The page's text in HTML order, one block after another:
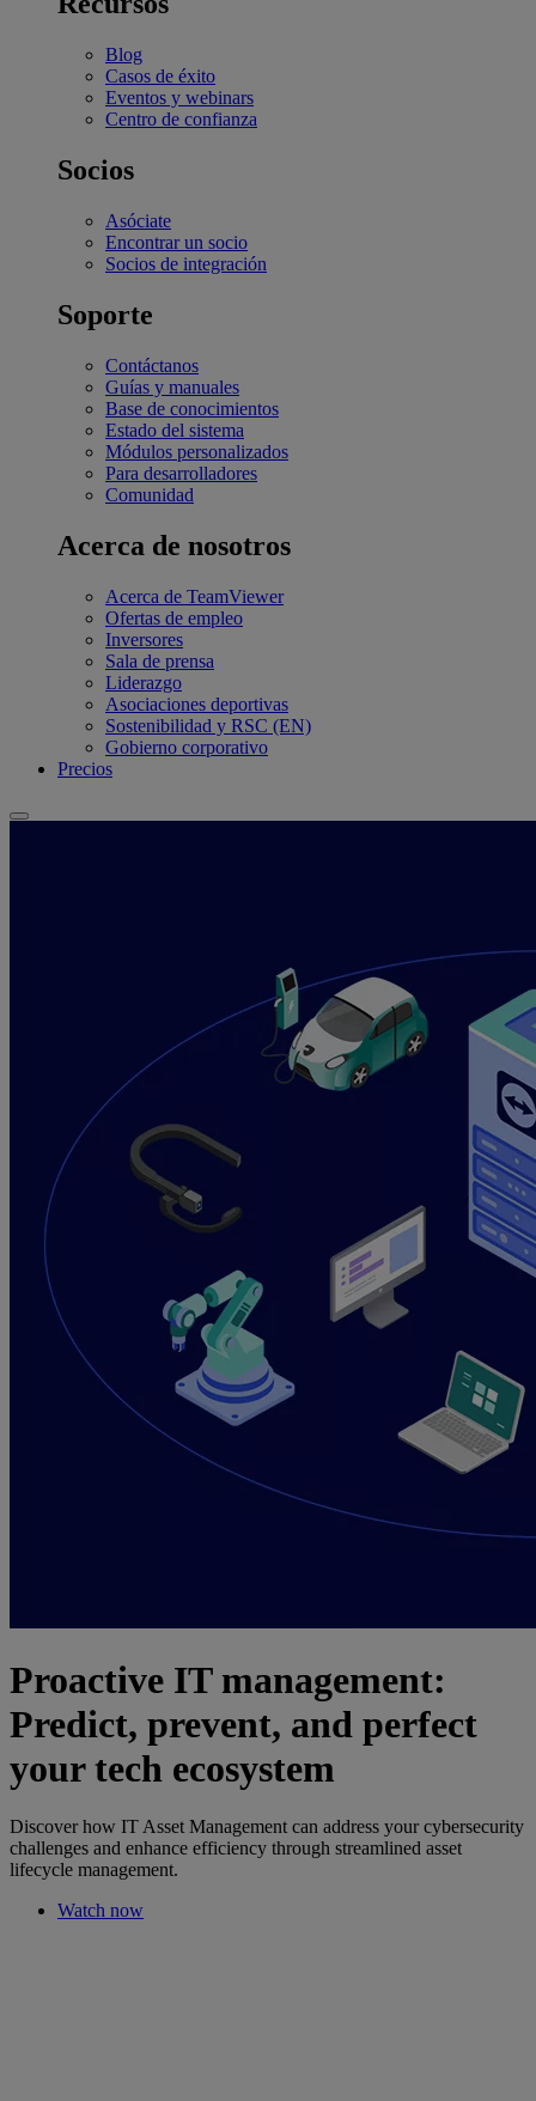
Blog
Casos de éxito
Eventos y webinars
Centro de confianza
Socios
Asóciate
Encontrar un socio
Socios de integración
Soporte
Contáctanos
Guías y manuales
Base de conocimientos
Estado del sistema
Módulos personalizados
Para desarrolladores
Comunidad
Acerca de nosotros
Acerca de TeamViewer
Ofertas de empleo
Inversores
Sala de prensa
Liderazgo
Asociaciones deportivas
Sostenibilidad y RSC (EN)
Gobierno corporativo
Precios
Proactive IT management:
Predict, prevent, and perfect
your tech ecosystem
Discover how IT Asset Management can address your cybersecurity
challenges and enhance efficiency through streamlined asset
lifecycle management.
Watch now